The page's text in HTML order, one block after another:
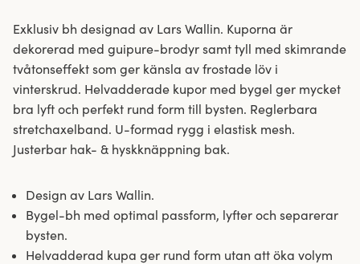
Exklusiv bh designad av Lars Wallin. Kuporna är
dekorerad med guipure-brodyr samt tyll med skimrande
tvåtonseffekt som ger känsla av frostade löv i
vinterskrud. Helvadderade kupor med bygel ger mycket
bra lyft och perfekt rund form till bysten. Reglerbara
stretchaxelband. U-formad rygg i elastisk mesh.
Justerbar hak- & hyskknäppning bak.
Design av Lars Wallin.
Bygel-bh med optimal passform, lyfter och separerar
bysten.
Helvadderad kupa ger rund form utan att öka volym